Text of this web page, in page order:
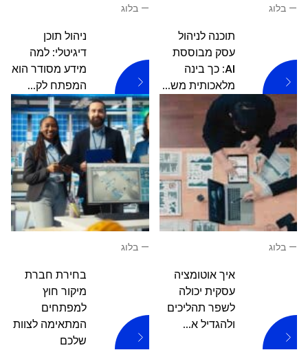
— בלוג
תוכנה לניהול
עסק מבוססת
AI: כך בינה
מלאכותית מש...
—בלוג
ניהול תוכן
דיגיטלי: למה
מידע מסודר הוא
המפתח לק...
— בלוג
איך אוטומציה
עסקית יכולה
לשפר תהליכים
ולהגדיל א...
—בלוג
בחירת חברת
מיקור חוץ
למפתחים
המתאימה לצוות
שלכם